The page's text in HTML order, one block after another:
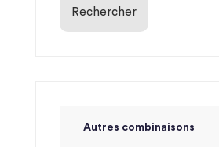
Rechercher
Autres combinaisons